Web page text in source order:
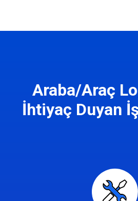
Araba/Araç
İhtiyaç Duyan